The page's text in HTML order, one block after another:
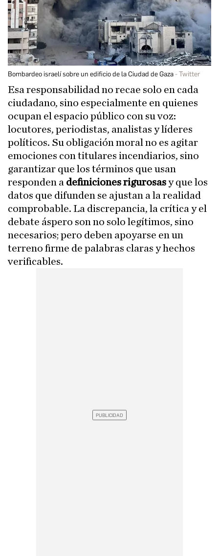
Bombardeo israelí sobre un edificio de la Ciudad de Gaza Twitter
Esa responsabilidad no recae solo en cada
ciudadano, sino especialmente en quienes
ocupan el espacio público con su voz:
locutores, periodistas, analistas y líderes
políticos. Su obligación moral no es agitar
emociones con titulares incendiarios, sino
garantizar que los términos que usan
responden a definiciones rigurosasy que los
datos que difunden se ajustan a la realidad
comprobable. La discrepancia, la crítica y el
debate áspero son no solo legítimos, sino
necesarios; pero deben apoyarse en un
terreno firme de palabras claras y hechos
verificables.